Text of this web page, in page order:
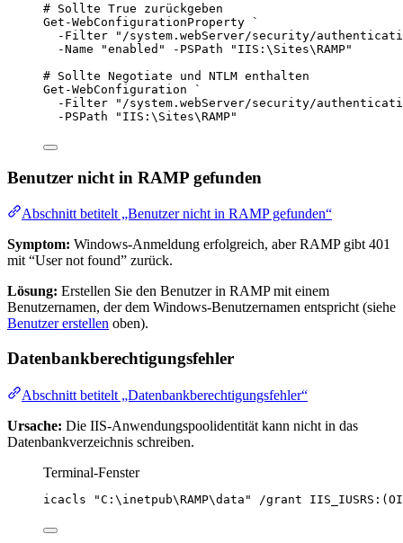
# Sollte True zurückgeben
Get-WebConfigurationProperty
`
- Filter " /system.webServer/security/
-Name "enabled " - PSPath " IIS:\Sites\RAMP"
# Sollte Negotiate und NTLM enthalten
Get-WebConfiguration
`
- Filter " /system.webServer/security/
- PSPath " IIS:\Sites\RAMP"
Benutzer nicht in RAMP gefunden
Abschnitt betitelt „Benutzer nicht in RAMP gefunden“
Symptom: Windows-Anmeldung erfolgreich, aber RAMP gibt 401
mit “User not found” zurück.
Lösung: Erstellen Sie den Benutzer in RAMP mit einem
Benutzernamen, der dem Windows-Benutzernamen entspricht (siehe
Benutzer erstellen oben).
Datenbankberechtigungsfehler
Abschnitt betitelt „Datenbankberechtigungsfehler“
Ursache: Die IIS-Anwendungspoolidentität kann nicht in das
Datenbankverzeichnis schreiben.
Terminal-Fenster
icacls "C:\inetpub\RAMP\data " /grant